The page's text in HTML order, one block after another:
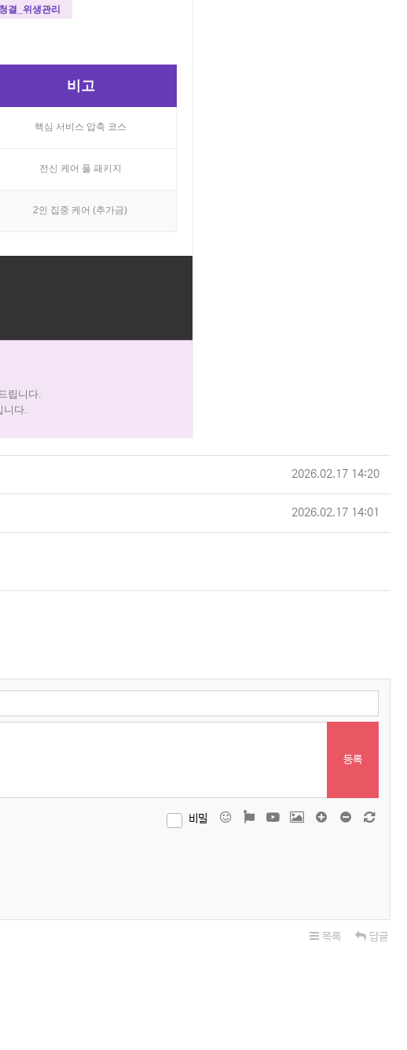
결_위생관리
비고
핵심 서비스 압축 코스
전신 케어 풀 패키지
2인 집중 케어 (추가금)
립니다.
니다.
작성일
2026.02.17 14:20
작성일
2026.02.17 14:01
등록
비밀 이모티콘폰트어썸동영상 이미지 댓글창 늘이기댓글창 줄이
목록 답글